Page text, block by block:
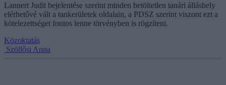
Lannert Judit bejelentése szerint minden betöltetlen tanári álláshely
elérhetővé vált a tankerületek oldalain, a PDSZ szerint viszont ezt a
kötelezettséget fontos lenne törvényben is rögzíteni.
Közoktatás
Szöllősi Anna